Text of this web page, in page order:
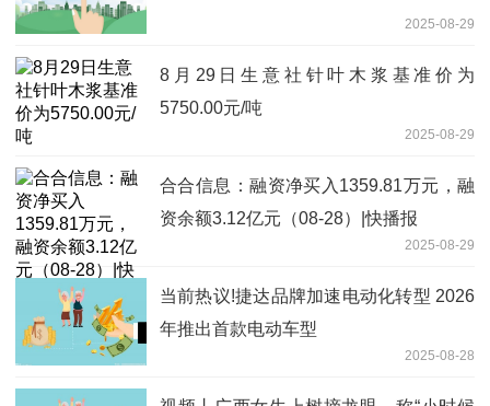
2025-08-29
8月29日生意社针叶木浆基准价为
5750.00元/吨
2025-08-29
合合信息：融资净买入1359.81万元，融
资余额3.12亿元（08-28）|快播报
2025-08-29
当前热议!捷达品牌加速电动化转型 2026
年推出首款电动车型
2025-08-28